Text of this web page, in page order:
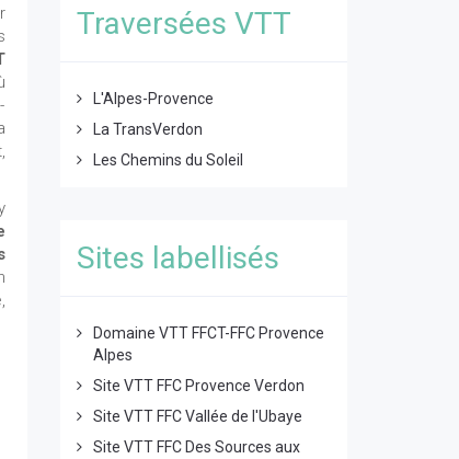
Traversées VTT
L'Alpes-Provence
La TransVerdon
Les Chemins du Soleil
Sites labellisés
Domaine VTT FFCT-FFC Provence
Alpes
Site VTT FFC Provence Verdon
Site VTT FFC Vallée de l'Ubaye
Site VTT FFC Des Sources aux